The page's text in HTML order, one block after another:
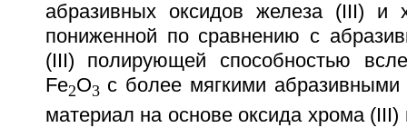
абразивных оксидов железа (III) и
пониженной по сравнению с
(III) полирующей способностью
Fe2O3 c более мягкими абразивными
материал на основе оксида хрома